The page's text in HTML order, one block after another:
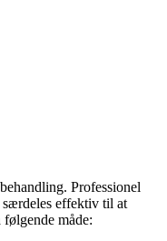
Professionel
særdeles effektiv til at
måde: